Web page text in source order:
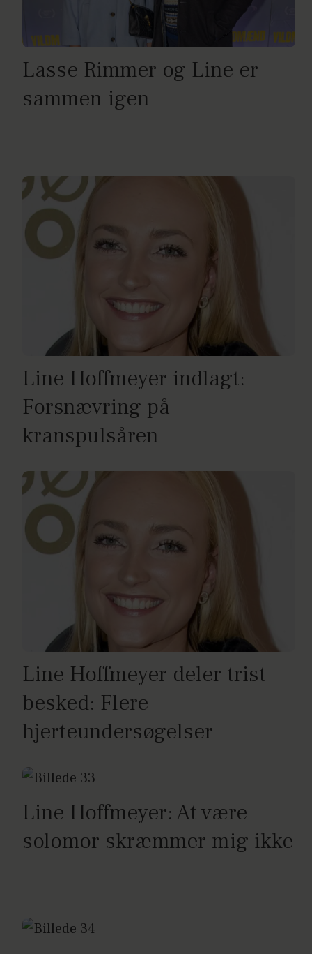
Lasse Rimmer og Line er
sammen igen
Line Hoffmeyer indlagt:
Forsnævring på
kranspulsåren
Line Hoffmeyer deler trist
besked: Flere
hjerteundersøgelser
Line Hoffmeyer: At være
solomor skræmmer mig ikke